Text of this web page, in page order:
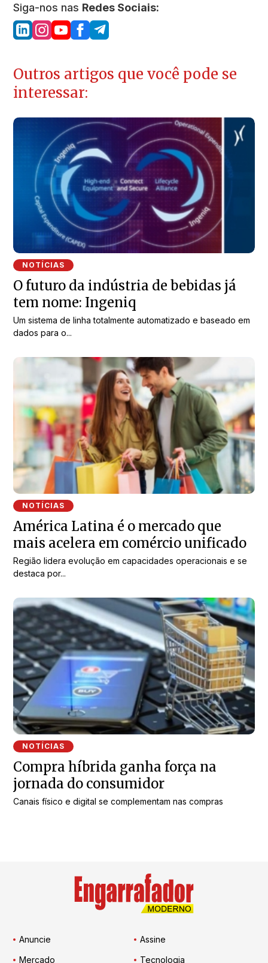
Siga-nos nas Redes Sociais:
Outros artigos que você pode se
interessar:
NOTÍCIAS
O futuro da indústria de bebidas já
tem nome: Ingeniq
Um sistema de linha totalmente automatizado e baseado em
dados para o...
NOTÍCIAS
América Latina é o mercado que
mais acelera em comércio unificado
Região lidera evolução em capacidades operacionais e se
destaca por...
NOTÍCIAS
Compra híbrida ganha força na
jornada do consumidor
Canais físico e digital se complementam nas compras
Anuncie
Assine
Mercado
Tecnologia